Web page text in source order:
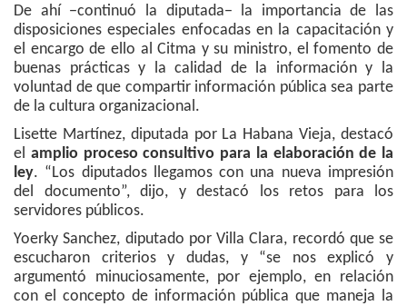
De ahí −continuó la diputada− la importancia de las
disposiciones especiales enfocadas en la capacitación y
el encargo de ello al Citma y su ministro, el fomento de
buenas prácticas y la calidad de la información y la
voluntad de que compartir información pública sea parte
de la cultura organizacional.
Lisette Martínez, diputada por La Habana Vieja, destacó
el amplio proceso consultivo para la elaboración de la
ley. “Los diputados llegamos con una nueva impresión
del documento”, dijo, y destacó los retos para los
servidores públicos.
Yoerky Sanchez, diputado por Villa Clara, recordó que se
escucharon criterios y dudas, y “se nos explicó y
argumentó minuciosamente, por ejemplo, en relación
con el concepto de información pública que maneja la